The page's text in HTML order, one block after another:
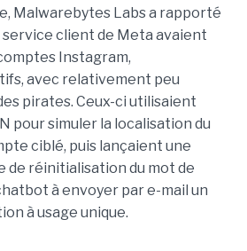
Malwarebytes Labs a rapporté
service client de Meta avaient
Instagram,
avec relativement peu
pirates. Ceux-ci utilisaient
pour simuler la localisation du
ciblé, puis lançaient une
de réinitialisation du mot de
à envoyer par e-mail un
à usage unique.